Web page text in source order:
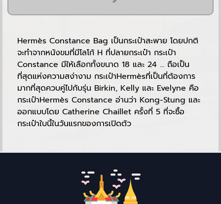
Hermès Constance Bag เป็นกระเป๋าสะพาย โดยปกติ
จะทำจากหนังขมที่มีโลโก้ H ที่ปลายกระเป๋า กระเป๋า
Constance มีให้เลือกทั้งขนาด 18 และ 24 … ถือเป็น
ที่สุดแห่งความสง่างาม กระเป๋าHermèsที่เป็นที่ต้องการ
มากที่สุดควบคู่ไปกับรุ่น Birkin, Kelly และ Evelyne คือ
กระเป๋าHermès Constance อ่านว่า Kong-Stung และ
ออกแบบโดย Catherine Chaillet ครั้งที่ 5 ที่จะซื้อ
กระเป๋าใบนี้ในวันแรกของการเปิดตัว